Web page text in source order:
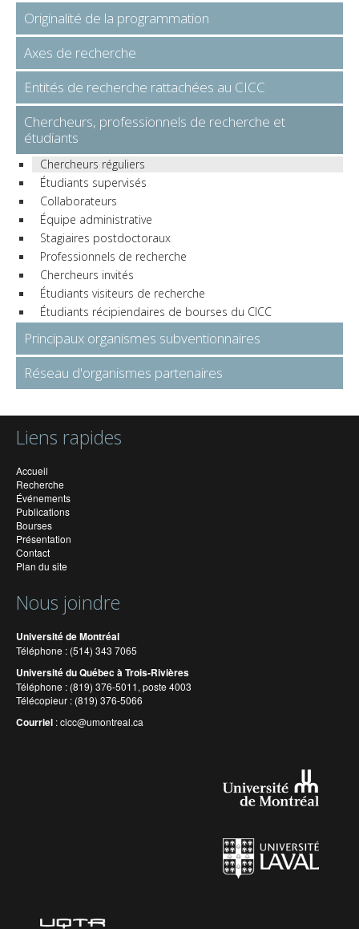
Originalité de la programmation
Axes de recherche
Entités de recherche rattachées au CICC
Chercheurs, professionnels de recherche et
étudiants
Chercheurs réguliers
Étudiants supervisés
Collaborateurs
Équipe administrative
Stagiaires postdoctoraux
Professionnels de recherche
Chercheurs invités
Étudiants visiteurs de recherche
Étudiants récipiendaires de bourses du CICC
Principaux organismes subventionnaires
Réseau d'organismes partenaires
Liens rapides
Accueil
Recherche
Événements
Publications
Bourses
Présentation
Contact
Plan du site
Nous joindre
Université de Montréal
Téléphone : (514) 343 7065
Université du Québec à Trois-Rivières
Téléphone : (819) 376-5011, poste 4003
Télécopieur : (819) 376-5066
Courriel :cicc@umontreal.ca